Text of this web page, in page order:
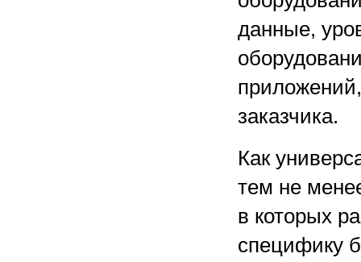
данные,
заказчика.
Как
тем не
в которых
специфику